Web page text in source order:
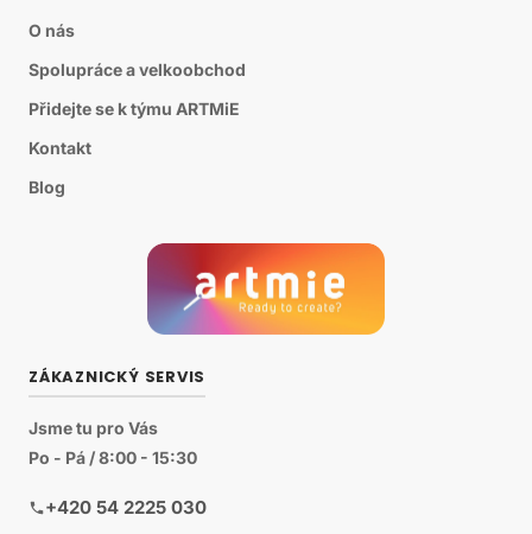
O nás
Spolupráce a velkoobchod
Přidejte se k týmu ARTMiE
Kontakt
Blog
ZÁKAZNICKÝ SERVIS
Jsme tu pro Vás
Po - Pá / 8:00 - 15:30
+420 54 2225 030